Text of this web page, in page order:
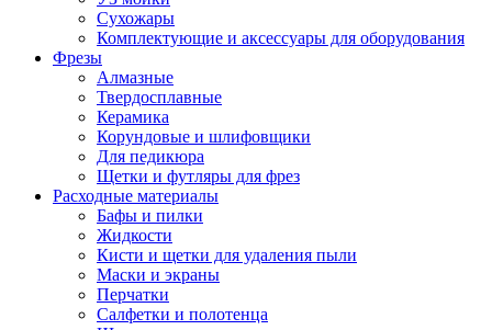
Сухожары
Комплектующие и аксессуары для оборудования
Фрезы
Алмазные
Твердосплавные
Керамика
Корундовые и шлифовщики
Для педикюра
Щетки и футляры для фрез
Расходные материалы
Бафы и пилки
Жидкости
Кисти и щетки для удаления пыли
Маски и экраны
Перчатки
Салфетки и полотенца